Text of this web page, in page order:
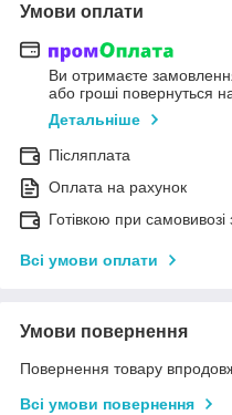
Умови оплати
Ви отримаєте
або гроші повернуться
Детальніше
Післяплата
Оплата на рахунок
Готівкою при самовивозі
Всі умови оплати
Умови повернення
Повернення товару
Всі умови повернення